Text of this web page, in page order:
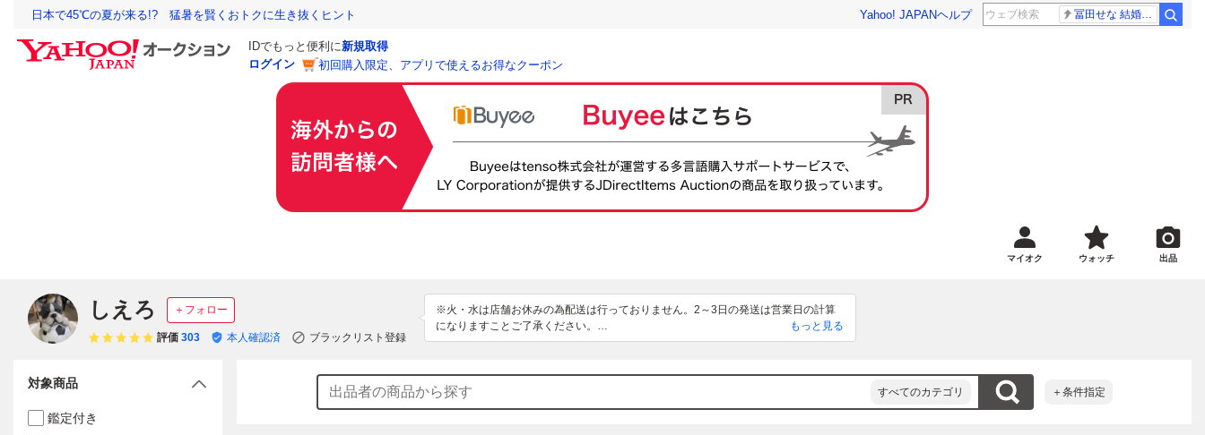
日本で45℃の夏が来る!? 猛暑を賢くおトクに生き抜くヒント Yahoo! JAPANヘルプ 冨田せな 結婚発表
IDでもっと便利に新規取得
ログイン
初回購入限定、アプリで使えるお得なクーポン
マイオク ウォッチ 出品
しえろ ＋フォロー
評価 303 本人確認済 ブラックリスト登録
※火・水は店舗お休みの為配送は行っておりません。2～3日の発送は営業日の計算
になりますことご了承ください。
※在庫が多数あるお品物は、1つの在庫の写真を再利用しておりますので、色味など
が若干違う場合がございます。
ご購入いただいた現品の写真をご希望の方は、取引メッセージにてご連絡ください。
もっと見る
すべてのカテゴリ ＋条件指定
対象商品
鑑定付き